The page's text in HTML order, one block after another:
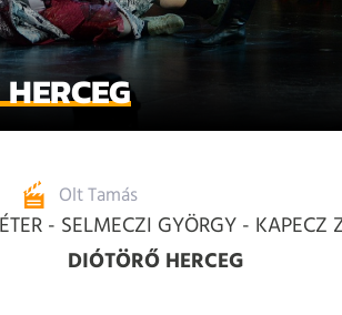
Olt Tamás
- SELMECZI GYÖRGY - KAPECZ
DIÓTÖRŐ HERCEG